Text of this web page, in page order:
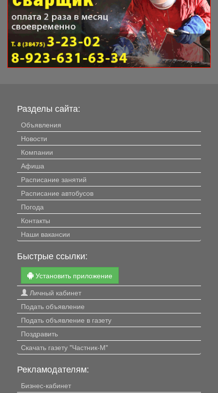
Разделы сайта:
Объявления
Новости
Компании
Афиша
Расписание занятий
Расписание автобусов
Погода
Контакты
Наши вакансии
Быстрые ссылки:
Установить приложение
Личный кабинет
Подать объявление
Подать объявление в газету
Поздравить
Скачать газету "Частник-М"
Рекламодателям:
Бизнес-кабинет